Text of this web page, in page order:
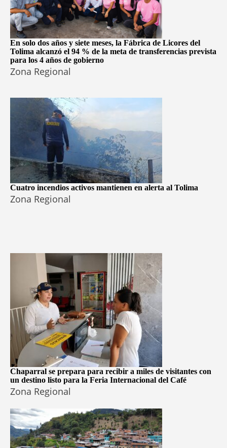
En solo dos años y siete meses, la Fábrica de Licores del
Tolima alcanzó el 94 % de la meta de transferencias prevista
para los 4 años de gobierno
Zona Regional
Cuatro incendios activos mantienen en alerta al Tolima
Zona Regional
Chaparral se prepara para recibir a miles de visitantes con
un destino listo para la Feria Internacional del Café
Zona Regional